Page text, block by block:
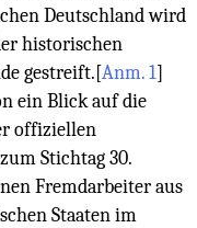
Deutschland wird
historischen
gestreift. [Anm. 1]
ein Blick auf die
offiziellen
Stichtag 30.
Fremdarbeiter aus
Staaten im